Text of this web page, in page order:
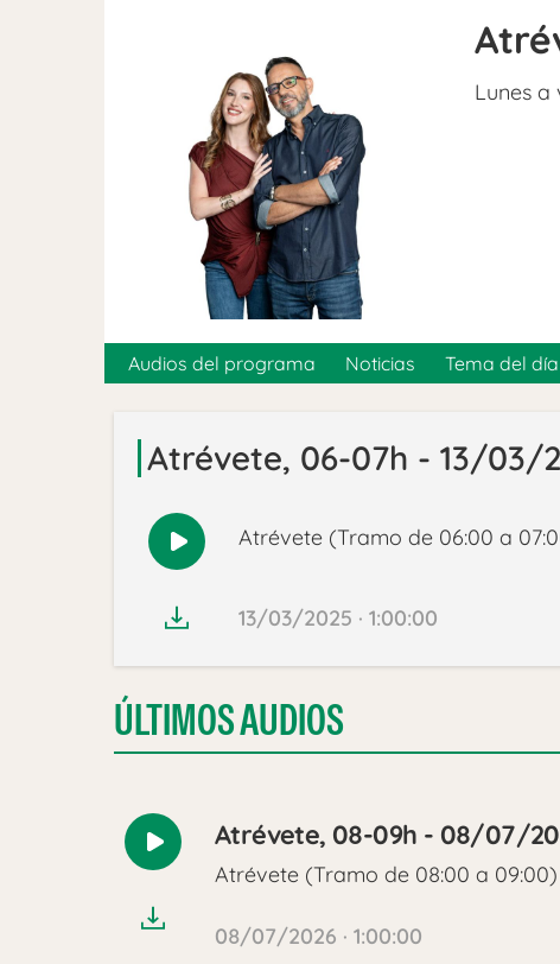
Lunes a
Audios del programa Noticias Tema del día
Atrévete, 06-07h - 13/03/
Reproducir
Atrévete (Tramo de 06:00 a
13/03/2025 · 1:00:00
ÚLTIMOS AUDIOS
Reproducir
Atrévete, 08-09h - 08/07/
Atrévete (Tramo de 08:00 a 09:00)
08/07/2026 · 1:00:00